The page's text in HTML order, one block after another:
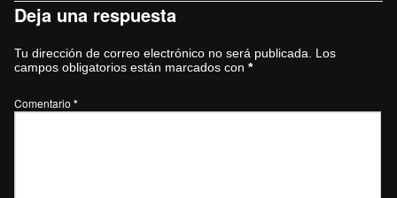
Deja una respuesta
Tu dirección de correo electrónico no será publicada.
Los
campos obligatorios están marcados con *
Comentario *